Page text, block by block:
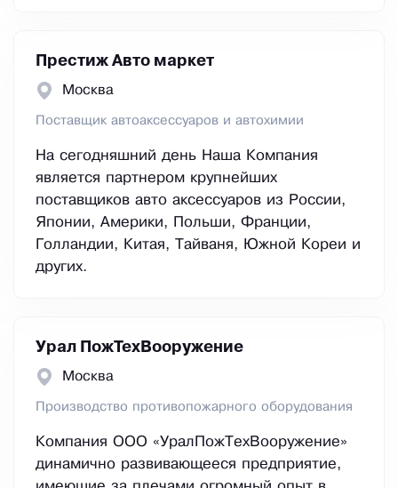
Престиж Авто маркет
Москва
Поставщик автоаксессуаров и автохимии
На сегодняшний день Наша Компания
является партнером крупнейших
поставщиков авто аксессуаров из России,
Японии, Америки, Польши, Франции,
Голландии, Китая, Тайваня, Южной Кореи и
других.
Урал ПожТехВооружение
Москва
Производство противопожарного оборудования
Компания ООО «УралПожТехВооружение»
динамично развивающееся предприятие,